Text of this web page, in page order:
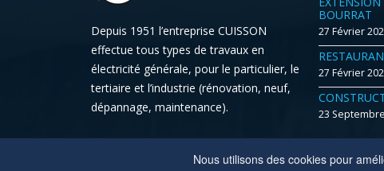
Nous utilisons des cookies pour
Depuis 1951 l’entreprise CUISSON
effectue tous types de travaux en
électricité générale, pour le particulier, le
tertiaire et l’industrie (rénovation, neuf,
dépannage, maintenance).
BOURRAT
27 Février
27 Février
23